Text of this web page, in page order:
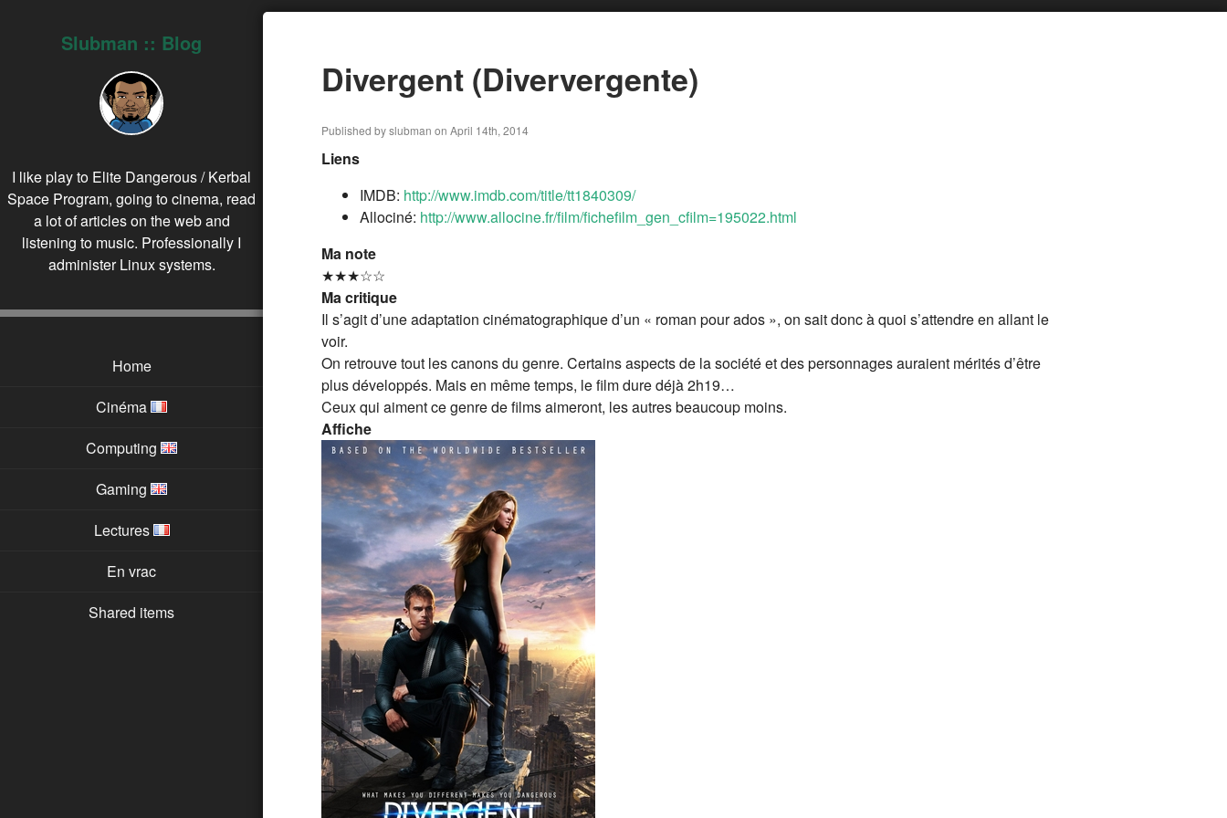
Slubman :: Blog
I like play to Elite Dangerous / Kerbal
Space Program, going to cinema, read
a lot of articles on the web and
listening to music. Professionally I
administer Linux systems.
Home
Cinéma
Computing
Gaming
Lectures
En vrac
Shared items
Divergent (Diververgente)
Published by slubman on April 14th, 2014
Liens
IMDB: http://www.imdb.com/title/tt1840309/
Allociné: http://www.allocine.fr/film/fichefilm_gen_cfilm=195022.html
Ma note
★★★☆☆
Ma critique
Il s’agit d’une adaptation cinématographique d’un « roman pour ados », on sait donc à quoi s’attendre en allant le
voir.
On retrouve tout les canons du genre. Certains aspects de la société et des personnages auraient mérités d’être
plus développés. Mais en même temps, le film dure déjà 2h19…
Ceux qui aiment ce genre de films aimeront, les autres beaucoup moins.
Affiche